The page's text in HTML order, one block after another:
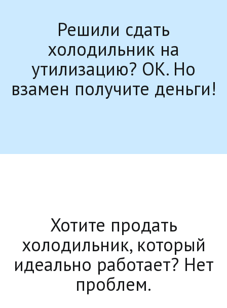
Решили сдать
холодильник на
утилизацию? ОК. Но
взамен получите деньги!
Хотите продать
холодильник, который
идеально работает? Нет
проблем.